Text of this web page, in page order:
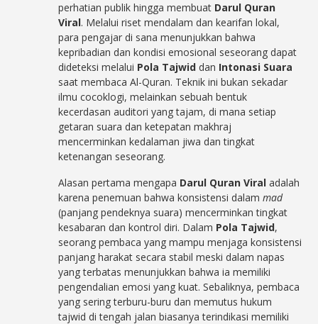
perhatian publik hingga membuat Darul Quran
Viral. Melalui riset mendalam dan kearifan lokal,
para pengajar di sana menunjukkan bahwa
kepribadian dan kondisi emosional seseorang dapat
dideteksi melalui Pola Tajwid dan Intonasi Suara
saat membaca Al-Quran. Teknik ini bukan sekadar
ilmu cocoklogi, melainkan sebuah bentuk
kecerdasan auditori yang tajam, di mana setiap
getaran suara dan ketepatan makhraj
mencerminkan kedalaman jiwa dan tingkat
ketenangan seseorang.
Alasan pertama mengapa Darul Quran Viral adalah
karena penemuan bahwa konsistensi dalammad
(panjang pendeknya suara) mencerminkan tingkat
kesabaran dan kontrol diri. Dalam Pola Tajwid,
seorang pembaca yang mampu menjaga konsistensi
panjang harakat secara stabil meski dalam napas
yang terbatas menunjukkan bahwa ia memiliki
pengendalian emosi yang kuat. Sebaliknya, pembaca
yang sering terburu-buru dan memutus hukum
tajwid di tengah jalan biasanya terindikasi memiliki